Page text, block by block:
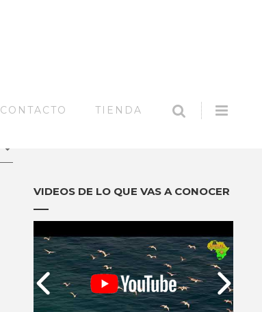
CONTACTO TIENDA SEARCH
VIDEOS DE LO QUE VAS A CONOCER